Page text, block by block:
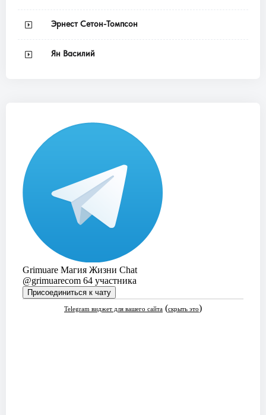
Эрнест Сетон-Томпсон
Ян Василий